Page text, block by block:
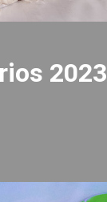
2023